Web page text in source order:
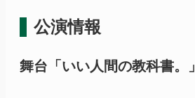
公演情報
舞台 「いい人間の教科書。」